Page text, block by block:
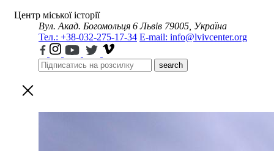
Центр міської історії
Вул. Акад. Богомольця 6 Львів 79005, Україна
Тел.: +38-032-275-17-34 E-mail: info@lvivcenter.org
search